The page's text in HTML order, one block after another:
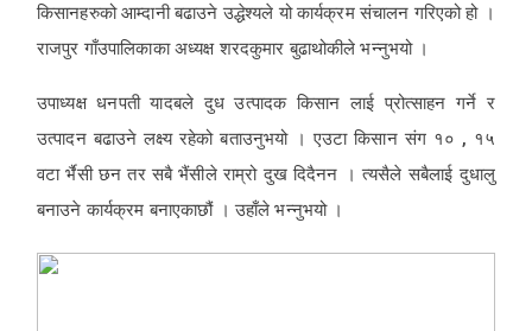
किसानहरुको आम्दानी बढाउने उद्धेश्यले यो कार्यक्रम संचालन गरिएको हो ।
राजपुर गाँउपालिकाका अध्यक्ष शरदकुमार बुढाथोकीले भन्नुभयो ।
उपाध्यक्ष धनपती यादबले दुध उत्पादक किसान लाई प्रोत्साहन गर्ने र
उत्पादन बढाउने लक्ष्य रहेको बताउनुभयो । एउटा किसान संग १० , १५
वटा र्भैसी छन तर सबै भैंसीले राम्रो दुख दिदैनन । त्यसैले सबैलाई दुधालु
बनाउने कार्यक्रम बनाएकाछौं । उहाँले भन्नुभयो ।